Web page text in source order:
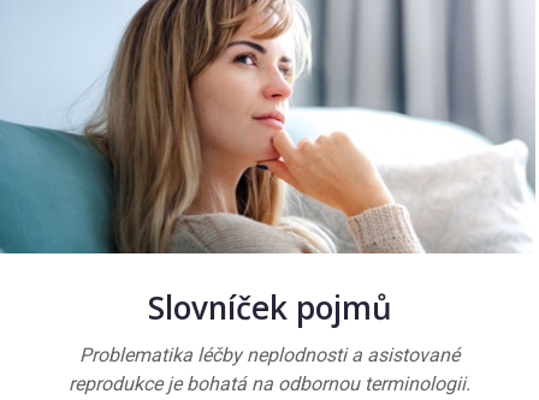
Slovníček pojmů
Problematika léčby neplodnosti a asistované
reprodukce je bohatá na odbornou terminologii.